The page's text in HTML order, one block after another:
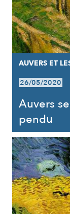
AUVERS ET
26/05/2020
Auvers
pendu